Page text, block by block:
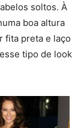
soltos. À
boa altura
fita preta e laço
tipo de look